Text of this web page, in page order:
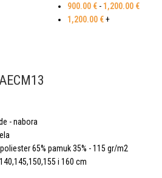
900.00 € - 1,200.00 €
1,200.00 €+
- nabora
65% pamuk 35% - 115 gr/m2
i 160 cm